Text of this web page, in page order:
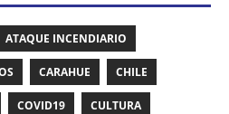
ATAQUE INCENDIARIO
CARAHUE CHILE
COVID19 CULTURA